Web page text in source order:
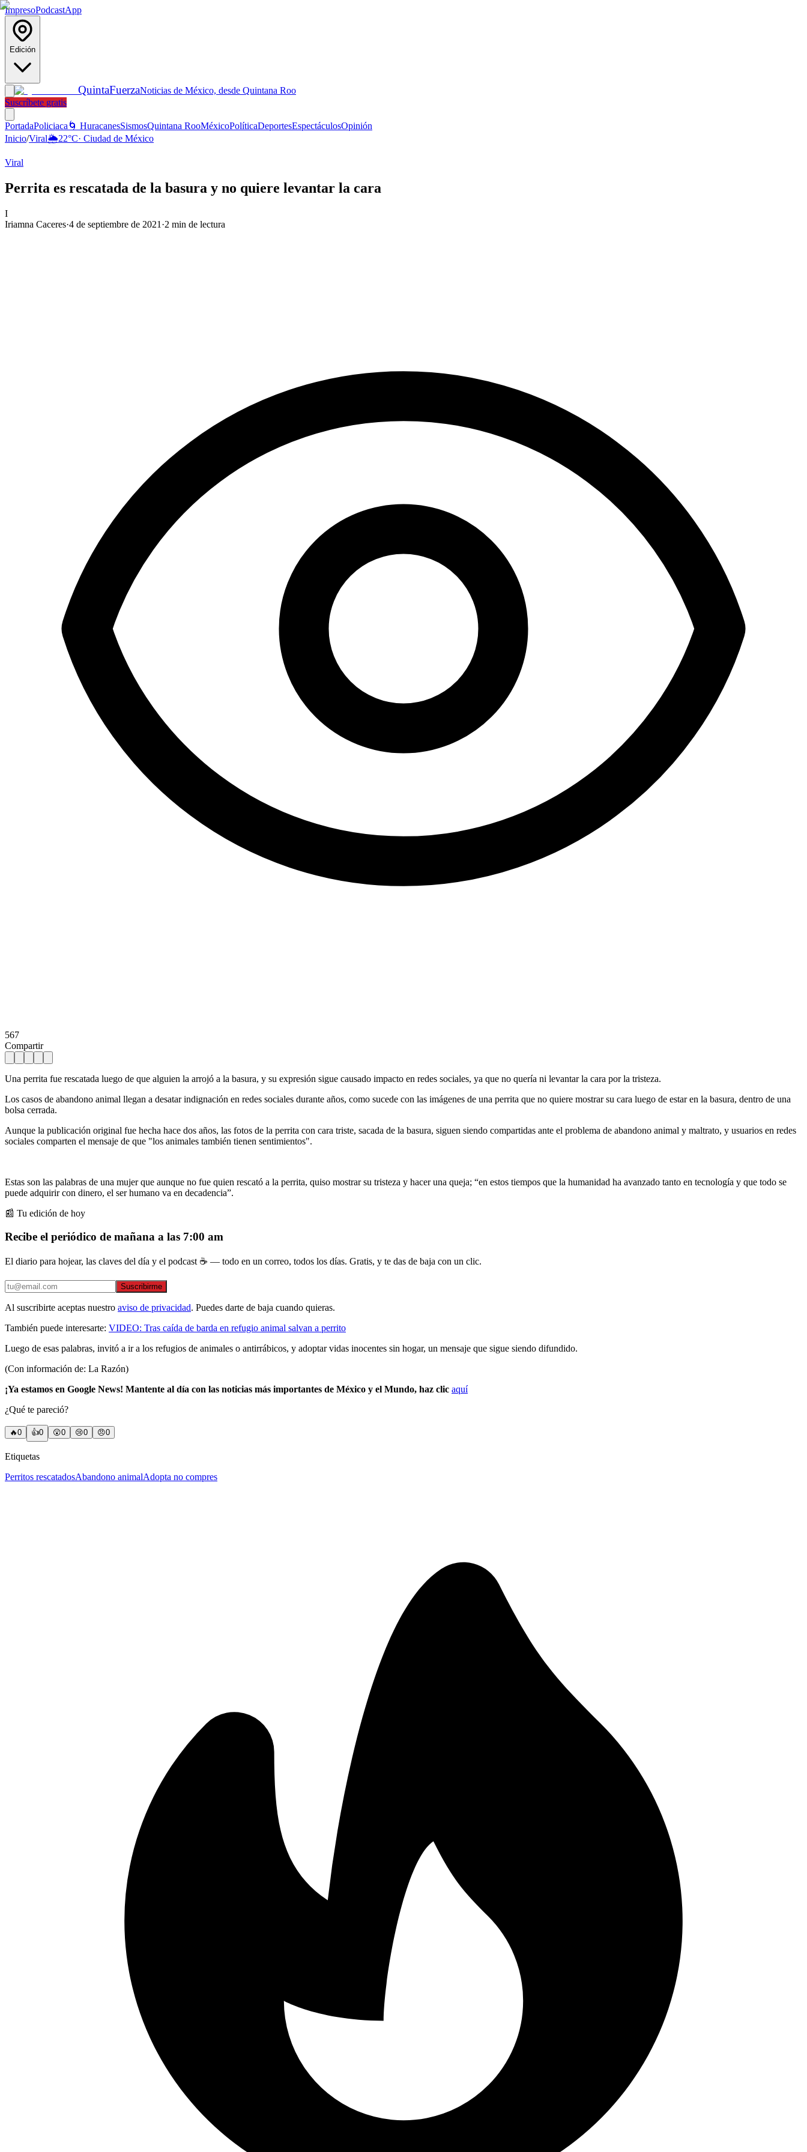
ImpresoPodcastApp
Edición
QuintaFuerzaNoticias de México, desde Quintana Roo
Suscríbete gratis
PortadaPoliciaca 🌀 HuracanesSismosQuintana RooMéxicoPolíticaDeportesEspectáculosOpinión
Inicio/Viral🌦️22°C· Ciudad de México
Viral
Perrita es rescatada de la basura y no quiere levantar la cara
I
Iriamna Caceres·4 de septiembre de 2021 ·2 min de lectura
567
Compartir
Una perrita fue rescatada luego de que alguien la arrojó a la basura, y su expresión sigue causado impacto en redes sociales, ya que no quería ni levantar la cara por la tristeza.
Los casos de abandono animal llegan a desatar indignación en redes sociales durante años, como sucede con las imágenes de una perrita que no quiere mostrar su cara luego de estar en la basura, dentro de una
bolsa cerrada.
Aunque la publicación original fue hecha hace dos años, las fotos de la perrita con cara triste, sacada de la basura, siguen siendo compartidas ante el problema de abandono animal y maltrato, y usuarios en redes
sociales comparten el mensaje de que "los animales también tienen sentimientos".
Estas son las palabras de una mujer que aunque no fue quien rescató a la perrita, quiso mostrar su tristeza y hacer una queja; “en estos tiempos que la humanidad ha avanzado tanto en tecnología y que todo se
puede adquirir con dinero, el ser humano va en decadencia”.
📰 Tu edición de hoy
Recibe el periódico de mañana a las 7:00 am
El diario para hojear, las claves del día y el podcast ☕ — todo en un correo, todos los días. Gratis, y te das de baja con un clic.
Suscribirme
Al suscribirte aceptas nuestro aviso de privacidad. Puedes darte de baja cuando quieras.
También puede interesarte: VIDEO: Tras caída de barda en refugio animal salvan a perrito
Luego de esas palabras, invitó a ir a los refugios de animales o antirrábicos, y adoptar vidas inocentes sin hogar, un mensaje que sigue siendo difundido.
(Con información de: La Razón)
¡Ya estamos en Google News! Mantente al día con las noticias más importantes de México y el Mundo, haz clic aquí
¿Qué te pareció?
🔥0 👍0 😲0 😢0 😠0
Etiquetas
Perritos rescatadosAbandono animalAdopta no compres